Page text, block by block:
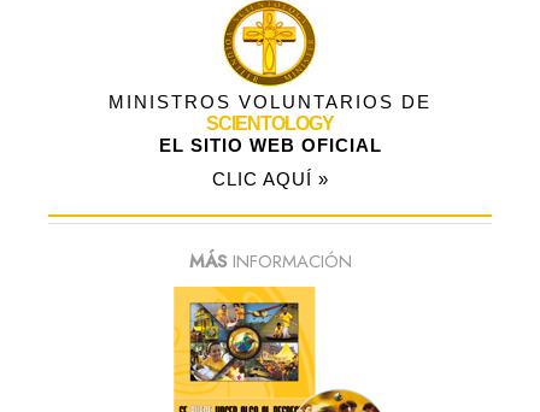
MINISTROS VOLUNTARIOS DE
SCIENTOLOGY
EL SITIO WEB OFICIAL
CLIC AQUÍ »
MÁSINFORMACIÓN